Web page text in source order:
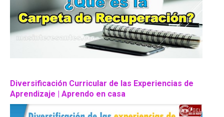
Diversificación Curricular de las Experiencias de
Aprendizaje | Aprendo en casa